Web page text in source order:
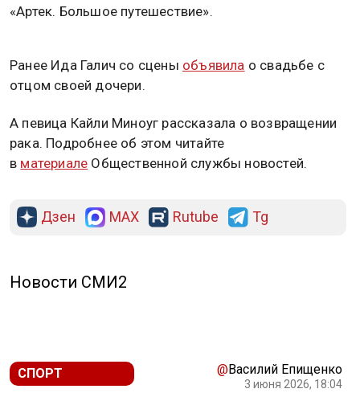
«Артек. Большое путешествие».
Ранее Ида Галич со сцены объявила о свадьбе с
отцом своей дочери.
А певица Кайли Миноуг рассказала о возвращении
рака. Подробнее об этом читайте
в материале Общественной службы новостей.
Дзен MAX Rutube Tg
Новости СМИ2
СПОРТ @Василий Епищенко
3 июня 2026, 18:04